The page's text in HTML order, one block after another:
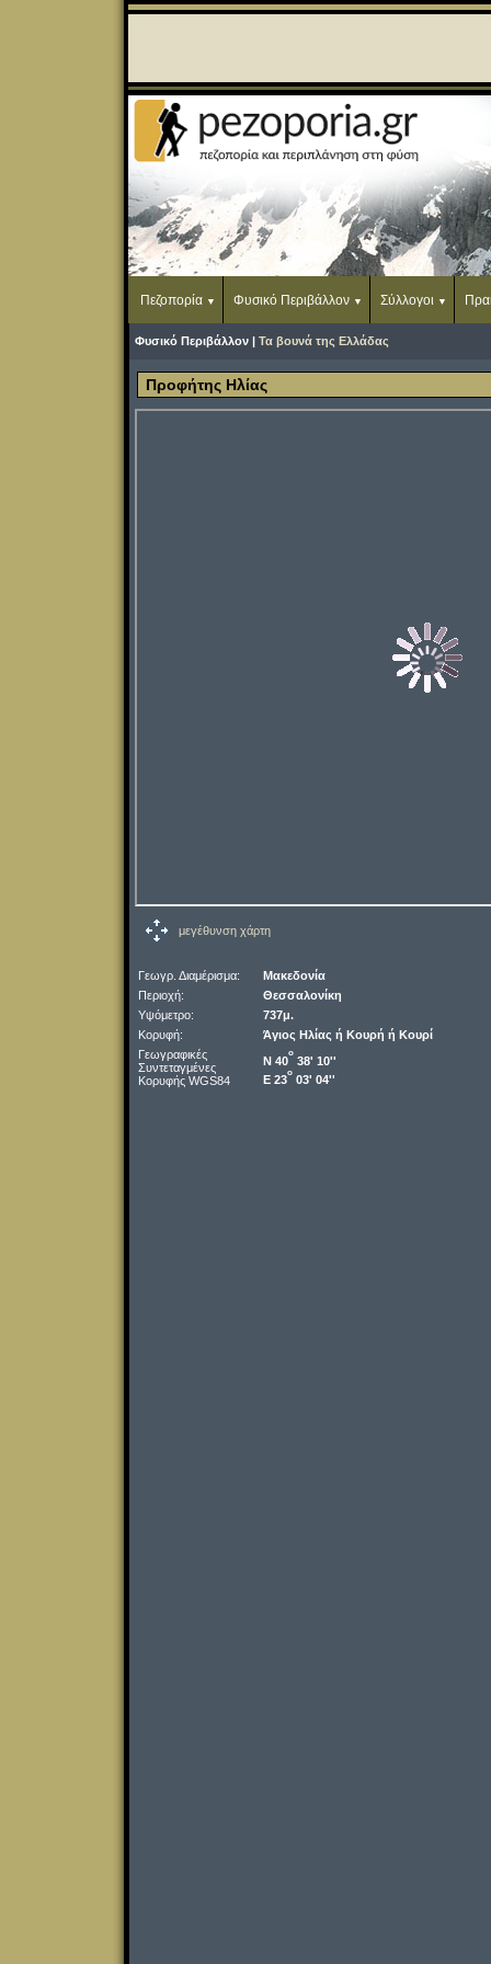
Πεζοπορία Φυσικό Περιβάλλον Σύλλογοι
Φυσικό Περιβάλλον | Τα βουνά της Ελλάδας
Προφήτης Ηλίας
μεγέθυνση χάρτη
Γεωγρ. Διαμέρισμα:
Μακεδονία
Περιοχή:
Θεσσαλονίκη
Υψόμετρο:
737μ.
Κορυφή:
Άγιος Ηλίας ή Κουρή ή Κουρί
Γεωγραφικές
Συντεταγμένες
Κορυφής WGS84
Ν 40
o
38' 10''
Ε 23
o
03' 04''